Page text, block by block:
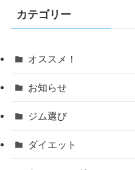
カテゴリー
オススメ！
お知らせ
ジム選び
ダイエット